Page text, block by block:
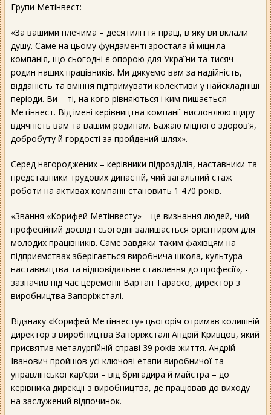
Групи Метінвест:
«За вашими плечима – десятиліття праці, в яку ви вклали
душу. Саме на цьому фундаменті зростала й міцніла
компанія, що сьогодні є опорою для України та тисяч
родин наших працівників. Ми дякуємо вам за надійність,
відданість та вміння підтримувати колективи у найскладніші
періоди. Ви – ті, на кого рівняються і ким пишається
Метінвест. Від імені керівництва компанії висловлюю щиру
вдячність вам та вашим родинам. Бажаю міцного здоров’я,
добробуту й гордості за пройдений шлях».
Серед нагороджених – керівники підрозділів, наставники та
представники трудових династій, чий загальний стаж
роботи на активах компанії становить 1 470 років.
«Звання «Корифей Метінвесту» – це визнання людей, чий
професійний досвід і сьогодні залишається орієнтиром для
молодих працівників. Саме завдяки таким фахівцям на
підприємствах зберігається виробнича школа, культура
наставництва та відповідальне ставлення до професії», -
зазначив під час церемонії Вартан Тараско, директор з
виробництва Запоріжсталі.
Відзнаку «Корифей Метінвесту» цьогоріч отримав колишній
директор з виробництва Запоріжсталі Андрій Кривцов, який
присвятив металургійній справі 39 років життя. Андрій
Іванович пройшов усі ключові етапи виробничої та
управлінської кар’єри – від бригадира й майстра – до
керівника дирекції з виробництва, де працював до виходу
на заслужений відпочинок.